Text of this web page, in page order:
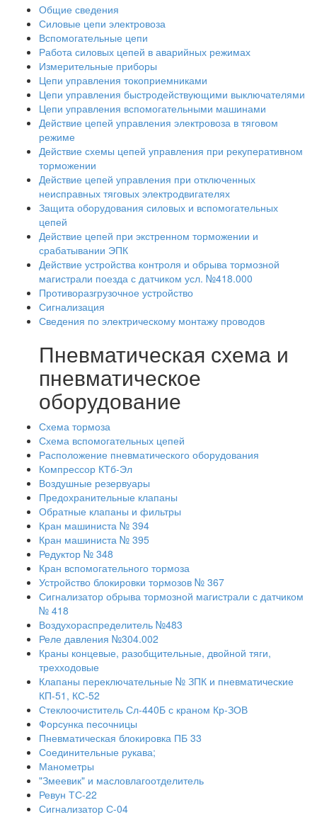
Общие сведения
Силовые цепи электровоза
Вспомогательные цепи
Работа силовых цепей в аварийных режимах
Измерительные приборы
Цепи управления токоприемниками
Цепи управления быстродействующими выключателями
Цепи управления вспомогательными машинами
Действие цепей управления электровоза в тяговом
режиме
Действие схемы цепей управления при рекуперативном
торможении
Действие цепей управления при отключенных
неисправных тяговых электродвигателях
Защита оборудования силовых и вспомогательных
цепей
Действие цепей при экстренном торможении и
срабатывании ЭПК
Действие устройства контроля и обрыва тормозной
магистрали поезда с датчиком усл. №418.000
Противоразгрузочное устройство
Сигнализация
Сведения по электрическому монтажу проводов
Пневматическая схема и
пневматическое
оборудование
Схема тормоза
Схема вспомогательных цепей
Расположение пневматического оборудования
Компрессор КТб-Эл
Воздушные резервуары
Предохранительные клапаны
Обратные клапаны и фильтры
Кран машиниста № 394
Кран машиниста № 395
Редуктор № 348
Кран вспомогательного тормоза
Устройство блокировки тормозов № 367
Сигнализатор обрыва тормозной магистрали с датчиком
№ 418
Воздухораспределитель №483
Реле давления №304.002
Краны концевые, разобщительные, двойной тяги,
трехходовые
Клапаны переключательные № ЗПК и пневматические
КП-51, КС-52
Стеклоочиститель Сл-440Б с краном Кр-ЗОВ
Форсунка песочницы
Пневматическая блокировка ПБ 33
Соединительные рукава;
Манометры
"Змеевик" и масловлагоотделитель
Ревун ТС-22
Сигнализатор С-04